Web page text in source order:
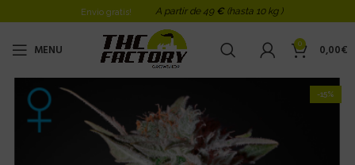
Envio gratis! A partir de 49 € (hasta 10 kg )
MENU 0 0,00€
-15%